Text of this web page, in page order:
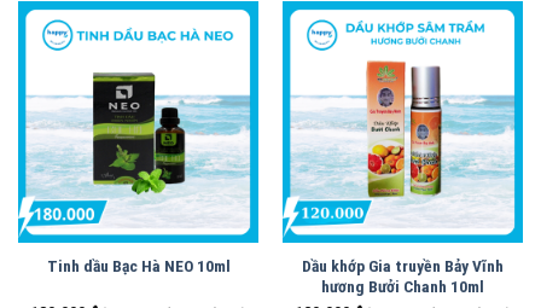
Tinh dầu Bạc Hà NEO 10ml
Dầu khớp Gia truyền Bảy Vĩnh
hương Bưởi Chanh 10ml